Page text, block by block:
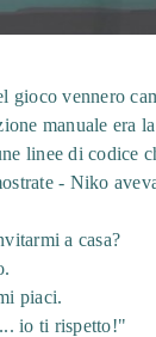
gioco vennero
manuale era
linee di codice
- Niko
a casa?
piaci.
io ti rispetto!"